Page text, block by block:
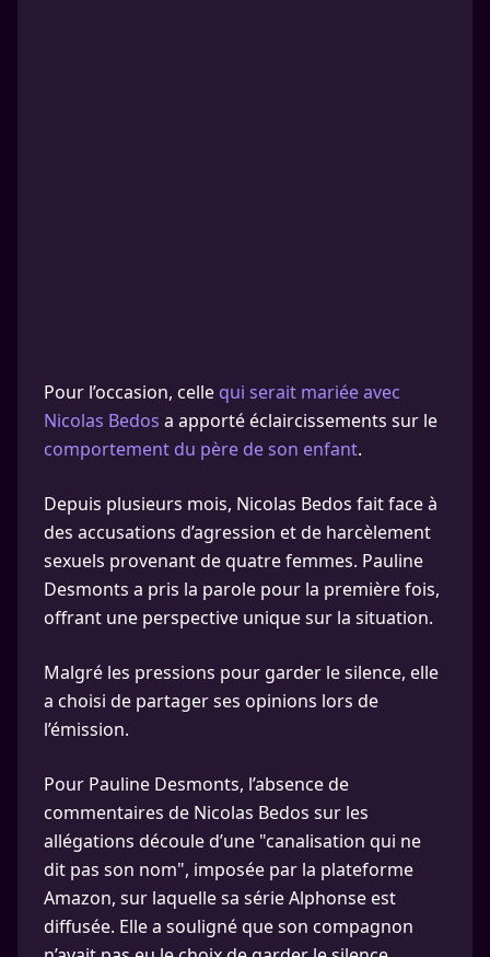
Pour l’occasion, celle qui serait mariée avec
Nicolas Bedos a apporté éclaircissements sur le
comportement du père de son enfant.
Depuis plusieurs mois, Nicolas Bedos fait face à
des accusations d’agression et de harcèlement
sexuels provenant de quatre femmes. Pauline
Desmonts a pris la parole pour la première fois,
offrant une perspective unique sur la situation.
Malgré les pressions pour garder le silence, elle
a choisi de partager ses opinions lors de
l’émission.
Pour Pauline Desmonts, l’absence de
commentaires de Nicolas Bedos sur les
allégations découle d’une "canalisation qui ne
dit pas son nom", imposée par la plateforme
Amazon, sur laquelle sa série Alphonse est
diffusée. Elle a souligné que son compagnon